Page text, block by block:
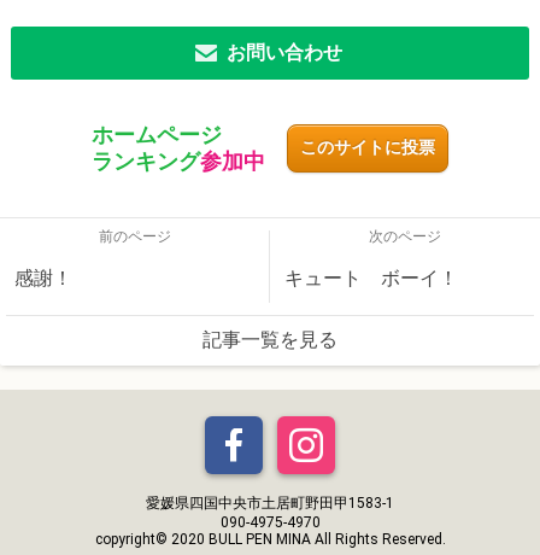
お問い合わせ
ホームページ
ランキング参加中
このサイトに投票
前のページ
感謝！
次のページ
キュート ボーイ！
記事一覧を見る
愛媛県四国中央市土居町野田甲1583-1
090-4975-4970
copyright© 2020 BULL PEN MINA All Rights Reserved.